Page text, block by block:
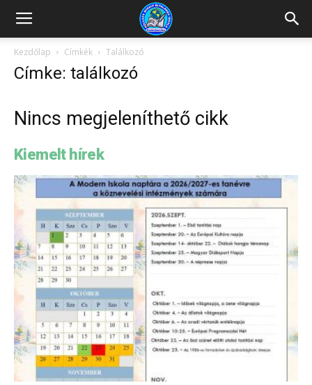
Kazincbarcikai
Pollack
Általános
Iskola
Kezdőlap Címkék Találkozó
Címke: találkozó
Nincs megjeleníthető cikk
Kiemelt hírek